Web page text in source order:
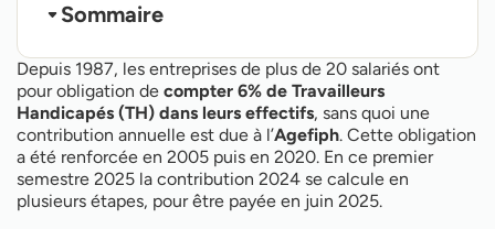
Depuis 1987, les entreprises de plus de 20 salariés ont
pour obligation de compter 6% de Travailleurs
Handicapés (TH) dans leurs effectifs, sans quoi une
contribution annuelle est due à l’Agefiph. Cette obligation
a été renforcée en 2005 puis en 2020. En ce premier
semestre 2025 la contribution 2024 se calcule en
plusieurs étapes, pour être payée en juin 2025.
Sommaire
Faire le point sur sa situation actuelle en 3
étapes :
Combien mon entreprise va-t-elle payer en juin
2025, pour 2024 :
Comment réduire mes prochaines contributions ?